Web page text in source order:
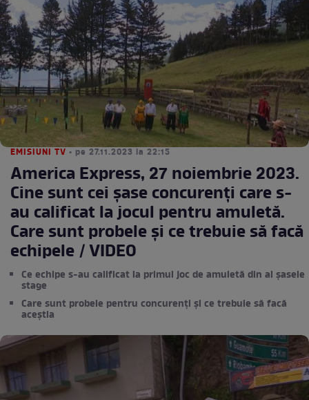
EMISIUNI TV • pe 27.11.2023 la 22:15
America Express, 27 noiembrie 2023.
Cine sunt cei șase concurenți care s-
au calificat la jocul pentru amuletă.
Care sunt probele și ce trebuie să facă
echipele / VIDEO
Ce echipe s-au calificat la primul joc de amuletă din al șasele
stage
Care sunt probele pentru concurenți și ce trebuie să facă
aceștia